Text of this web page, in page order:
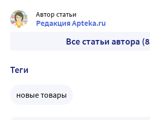
Автор статьи
Редакция Apteka.ru
Все статьи автора
Теги
новые товары